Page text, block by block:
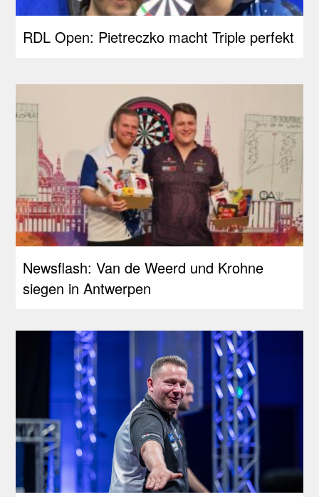
RDL Open: Pietreczko macht Triple perfekt
Newsflash: Van de Weerd und Krohne
siegen in Antwerpen